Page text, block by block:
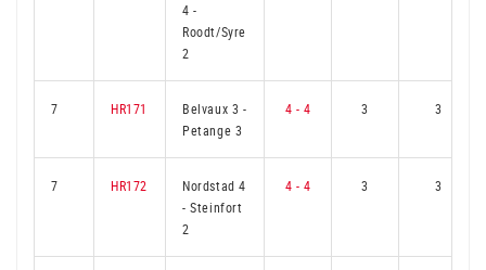
4-
Roodt/Syre
2
7 HR171 Belvaux 3 -
Petange 3
4 - 4 3 3
7 HR172
Nordstad 4
-Steinfort
2
4 - 4 3 3